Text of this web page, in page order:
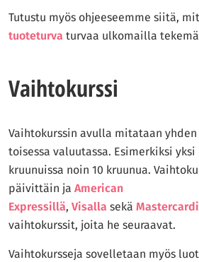
Tutustu myös ohjeeseemme siitä,
tuoteturva turvaa ulkomailla
Vaihtokurssi
Vaihtokurssin avulla mitataan
toisessa valuutassa. Esimerkiksi yksi
kruunuissa noin 10 kruunua.
päivittäin ja American
Expressillä, Visalla sekä
vaihtokurssit, joita he seuraavat.
Vaihtokursseja sovelletaan myös